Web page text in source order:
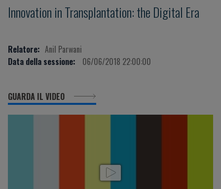
Innovation in Transplantation: the Digital Era
Relatore: Anil Parwani
Data della sessione:
06/06/2018 22:00:00
GUARDA IL VIDEO